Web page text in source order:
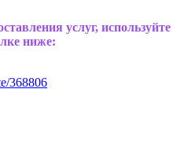
услуг, используйте
ниже:
368806